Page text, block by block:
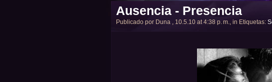
Ausencia - Presencia
Publicado por Duna , 10.5.10 at 4:38 p. m., in Etiquetas: